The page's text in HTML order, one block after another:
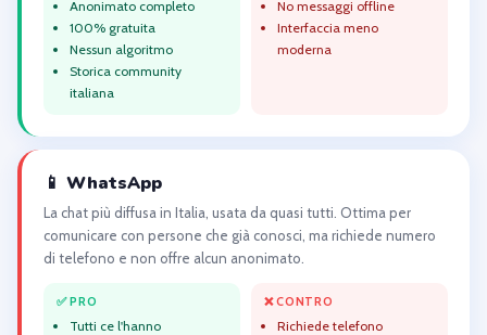
Anonimato completo
100% gratuita
Nessun algoritmo
Storica community
italiana
No messaggi offline
Interfaccia meno
moderna
📱 WhatsApp
La chat più diffusa in Italia, usata da quasi tutti. Ottima per
comunicare con persone che già conosci, ma richiede numero
di telefono e non offre alcun anonimato.
✅ PRO
Tutti ce l'hanno
❌ CONTRO
Richiede telefono